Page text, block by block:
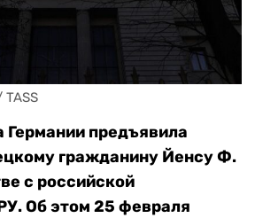
TASS
Германии предъявила
гражданину Йенсу Ф.
с российской
Об этом 25 февраля